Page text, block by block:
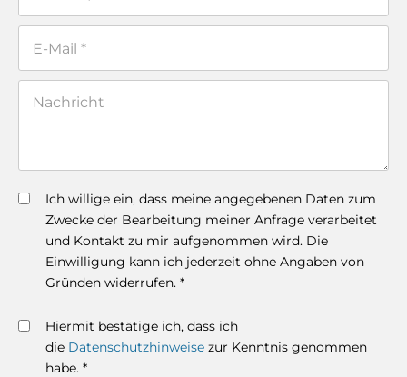
Ich willige ein, dass meine angegebenen Daten zum
Zwecke der Bearbeitung meiner Anfrage verarbeitet
und Kontakt zu mir aufgenommen wird. Die
Einwilligung kann ich jederzeit ohne Angaben von
Gründen widerrufen. *
Hiermit bestätige ich, dass ich
die Datenschutzhinweise zur Kenntnis genommen
habe. *